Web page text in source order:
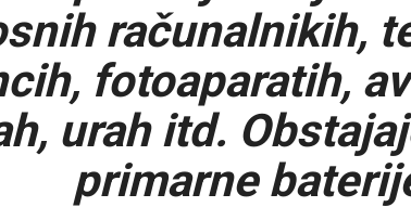
računalnikih,
fotoaparatih,
urah itd.
primarne